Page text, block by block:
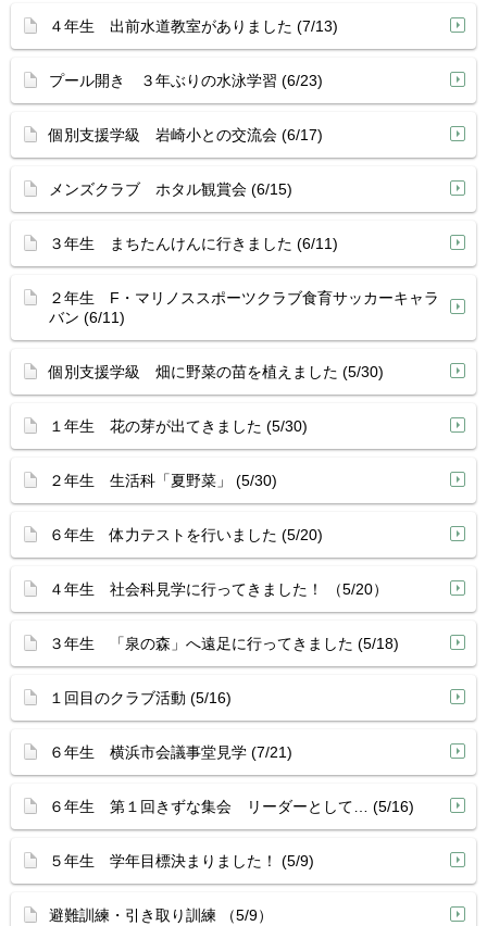
４年生 出前水道教室がありました (7/13)
プール開き ３年ぶりの水泳学習 (6/23)
個別支援学級 岩崎小との交流会 (6/17)
メンズクラブ ホタル観賞会 (6/15)
３年生 まちたんけんに行きました (6/11)
２年生 F・マリノススポーツクラブ食育サッカーキャラ
バン (6/11)
個別支援学級 畑に野菜の苗を植えました (5/30)
１年生 花の芽が出てきました (5/30)
２年生 生活科「夏野菜」 (5/30)
６年生 体力テストを行いました (5/20)
４年生 社会科見学に行ってきました！ （5/20）
３年生 「泉の森」へ遠足に行ってきました (5/18)
１回目のクラブ活動 (5/16)
６年生 横浜市会議事堂見学 (7/21)
６年生 第１回きずな集会 リーダーとして… (5/16)
５年生 学年目標決まりました！ (5/9)
避難訓練・引き取り訓練 （5/9）